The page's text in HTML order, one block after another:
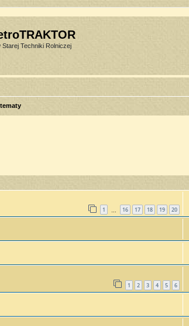
Starej Techniki Rolniczej
1 16 17 18 19 20
1 2 3 4 5 6